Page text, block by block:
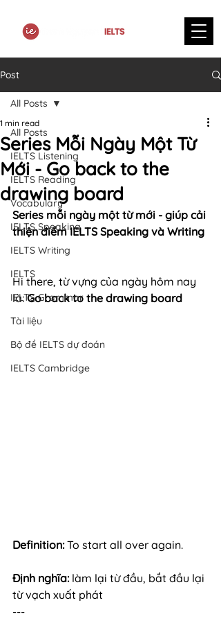
Post
All Posts
IELTS Listening
IELTS Reading
Vocabulary
IELTS Speaking
IELTS Writing
IELTS
IELTS Grammar
Tài liệu
Bộ đề IELTS dự đoán
IELTS Cambridge
All Posts
Series Mỗi Ngày Một Từ
Mới - Go back to the
drawing board
1 min read
Series mỗi ngày một từ mới - giúp cải
thiện điểm IELTS Speaking và Writing
Hi there, từ vựng của ngày hôm nay
là: Go back to the drawing board
Definition: To start all over again.
Định nghĩa: làm lại từ đầu, bắt đầu lại
từ vạch xuất phát
---